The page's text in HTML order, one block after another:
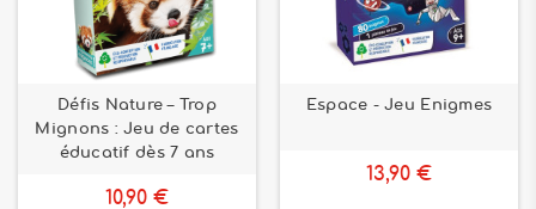
Défis Nature – Trop
Mignons : Jeu de cartes
éducatif dès 7 ans
10,90 €
Espace - Jeu Enigmes
13,90 €